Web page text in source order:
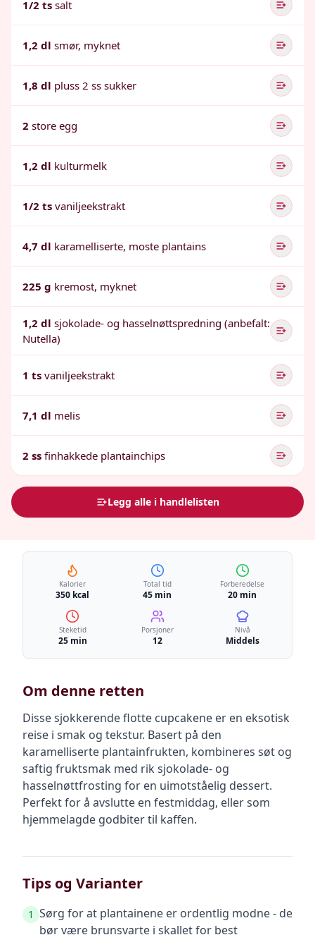
1/2 ts salt
1,2 dl smør, myknet
1,8 dl pluss 2 ss sukker
2 store egg
1,2 dl kulturmelk
1/2 ts vaniljeekstrakt
4,7 dl karamelliserte, moste plantains
225 g kremost, myknet
1,2 dl sjokolade- og hasselnøttspredning (anbefalt:
Nutella)
1 ts vaniljeekstrakt
7,1 dl melis
2 ss finhakkede plantainchips
Legg alle i handlelisten
Kalorier
350 kcal
Total tid
45 min
Forberedelse
20 min
Steketid
25 min
Porsjoner
12
Nivå
Middels
Om denne retten
Disse sjokkerende flotte cupcakene er en eksotisk
reise i smak og tekstur. Basert på den
karamelliserte plantainfrukten, kombineres søt og
saftig fruktsmak med rik sjokolade- og
hasselnøttfrosting for en uimotståelig dessert.
Perfekt for å avslutte en festmiddag, eller som
hjemmelagde godbiter til kaffen.
Tips og Varianter
1 Sørg for at plantainene er ordentlig modne - de
bør være brunsvarte i skallet for best